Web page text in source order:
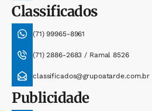
Classificados
(71) 99965-8961
(71) 2886-2683 / Ramal 8526
classificados@grupoatarde.com.br
Publicidade